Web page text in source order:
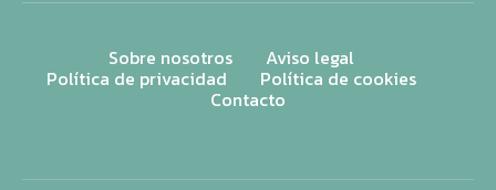
Sobre nosotros Aviso legal
Política de privacidad Política de cookies
Contacto